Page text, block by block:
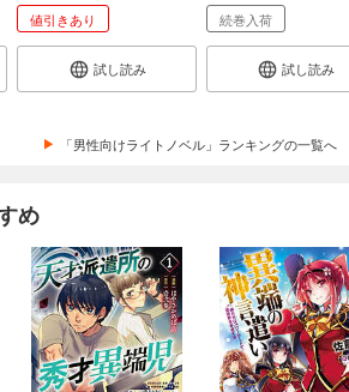
値引きあり
試し読み
続巻入荷
試し読み
「男性向けライトノベル」ランキングの一覧へ
め